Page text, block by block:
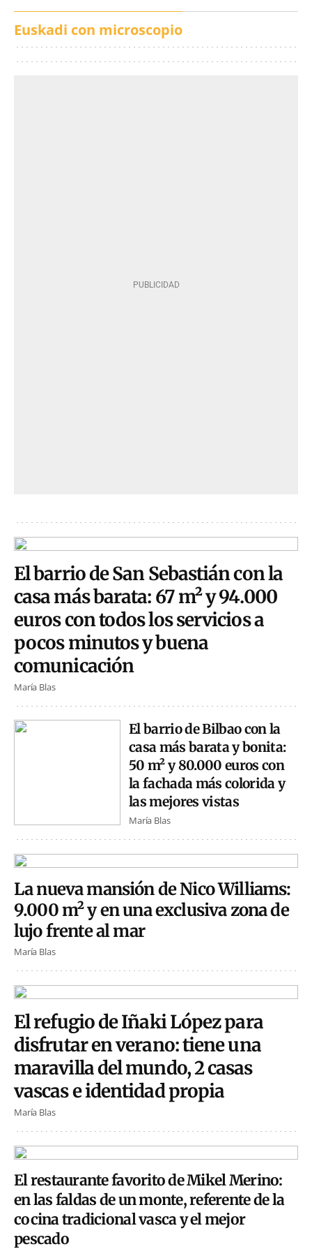
Euskadi con microscopio
El barrio de San Sebastián con la
casa más barata: 67 m² y 94.000
euros con todos los servicios a
pocos minutos y buena
comunicación
María Blas
El barrio de Bilbao con la
casa más barata y bonita:
50 m² y 80.000 euros con
la fachada más colorida y
las mejores vistas
María Blas
La nueva mansión de Nico Williams:
9.000 m² y en una exclusiva zona de
lujo frente al mar
María Blas
El refugio de Iñaki López para
disfrutar en verano: tiene una
maravilla del mundo, 2 casas
vascas e identidad propia
María Blas
El restaurante favorito de Mikel Merino:
en las faldas de un monte, referente de la
cocina tradicional vasca y el mejor
pescado